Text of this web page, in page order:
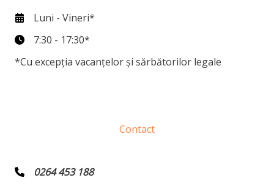
Luni - Vineri*
7:30 - 17:30*
*Cu excepția vacanțelor și sărbătorilor legale
Contact
0264 453 188